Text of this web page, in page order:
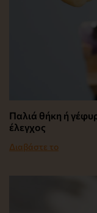
Παλιά θήκη ή
έλεγχος
Διαβάστε το